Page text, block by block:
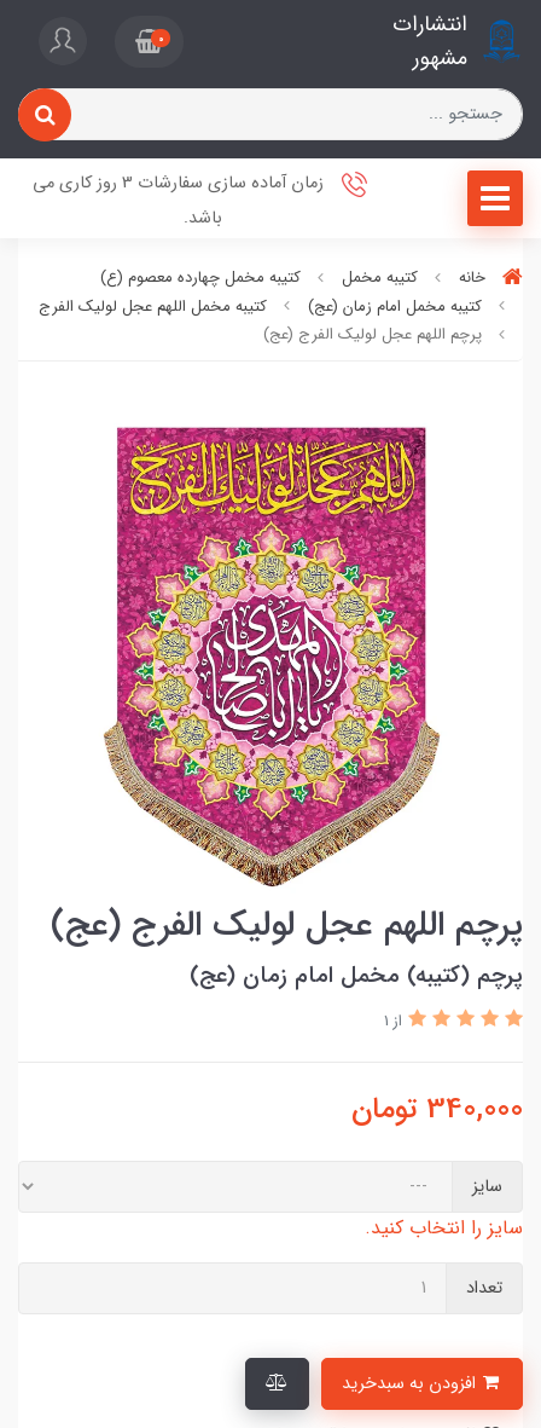
انتشارات
مشهور
0
زمان آماده سازی سفارشات 3 روز کاری می
باشد.
خانه کتیبه مخمل
کتیبه مخمل چهارده معصوم (ع)
کتیبه مخمل امام زمان (عج)
کتیبه مخمل اللهم عجل لولیک الفرج
پرچم اللهم عجل لولیک الفرج (عج)
پرچم اللهم عجل لولیک الفرج (عج)
پرچم (کتیبه) مخمل امام زمان (عج)
از 1
340,000 تومان
سایز
سایز را انتخاب کنید.
تعداد